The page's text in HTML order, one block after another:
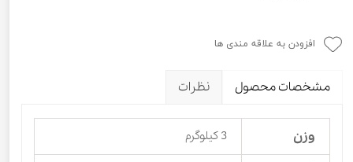
افزودن به علاقه مندی ها
مشخصات محصول نظرات
وزن 3 کیلوگرم